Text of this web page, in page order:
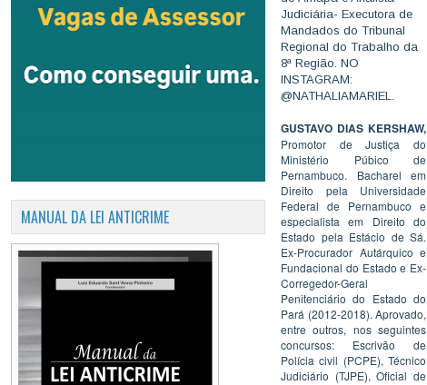
MANUAL DA LEI ANTICRIME
Judiciária- Executora de
Mandados do Tribunal
Regional do Trabalho da
8ª Região. NO
INSTAGRAM:
@NATHALIAMARIEL.
GUSTAVO DIAS KERSHAW,
Promotor de Justiça do
Ministério Púbico de
Pernambuco. Bacharel em
Direito pela Universidade
Federal de Pernambuco e
especialista em Direito do
Estado pela Estácio de Sá.
Ex-Procurador Autárquico e
Fundacional do Estado e Ex-
Corregedor-Geral
Penitenciário do Estado do
Pará (2012-2018). Aprovado,
entre outros, nos seguintes
concursos: Escrivão de
Polícia civil (PCPE), Técnico
Judiciário (TJPE), Oficial de